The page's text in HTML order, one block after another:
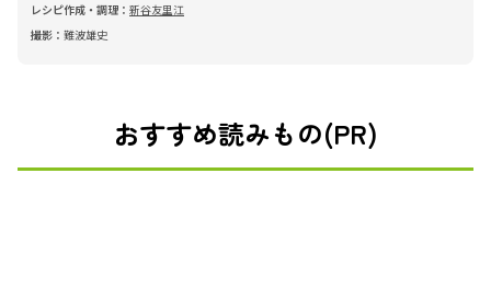
レシピ作成・調理： 新谷友里江
撮影： 難波雄史
おすすめ読みもの(PR)